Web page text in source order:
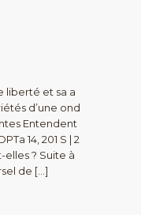
liberté et sa a
d’une ond
Entendent
14, 201 S | 2
? Suite à
de […]